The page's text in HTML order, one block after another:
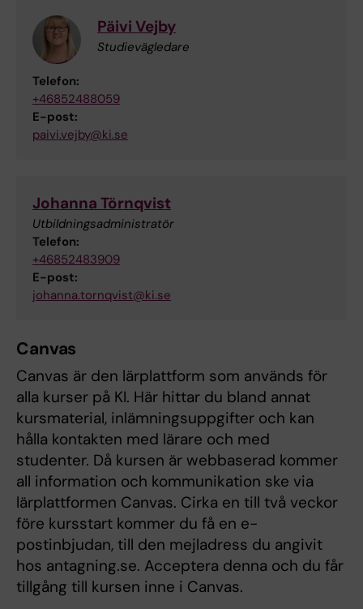
Päivi Vejby
Studievägledare
Telefon:
+46852488059
E-post:
paivi.vejby@ki.se
Johanna Törnqvist
Utbildningsadministratör
Telefon:
+46852483909
E-post:
johanna.tornqvist@ki.se
Canvas
Canvas är den lärplattform som används för
alla kurser på KI. Här hittar du bland annat
kursmaterial, inlämningsuppgifter och kan
hålla kontakten med lärare och med
studenter. Då kursen är webbaserad kommer
all information och kommunikation ske via
lärplattformen Canvas. Cirka en till två veckor
före kursstart kommer du få en e-
postinbjudan, till den mejladress du angivit
hos antagning.se. Acceptera denna och du får
tillgång till kursen inne i Canvas.